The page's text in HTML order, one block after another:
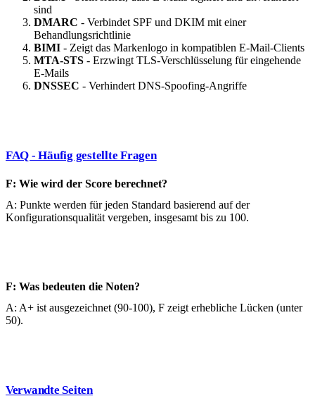
sind
DMARC - Verbindet SPF und DKIM mit einer
Behandlungsrichtlinie
BIMI - Zeigt das Markenlogo in kompatiblen E-Mail-Clients
MTA-STS - Erzwingt TLS-Verschlüsselung für eingehende
E-Mails
DNSSEC - Verhindert DNS-Spoofing-Angriffe
FAQ - Häufig gestellte Fragen
F: Wie wird der Score berechnet?
A: Punkte werden für jeden Standard basierend auf der
Konfigurationsqualität vergeben, insgesamt bis zu 100.
F: Was bedeuten die Noten?
A: A+ ist ausgezeichnet (90-100), F zeigt erhebliche Lücken (unter
50).
Verwandte Seiten